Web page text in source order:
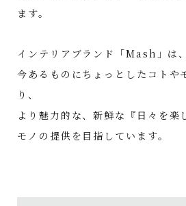
ます。
インテリアブランド「Mash」は、
今あるものにちょっとしたコトや
り、
より魅力的な、新鮮な『日々を楽
モノの提供を目指しています。